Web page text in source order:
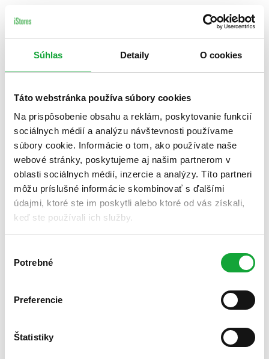
Súhlas Detaily O cookies
Táto webstránka používa súbory cookies
Na prispôsobenie obsahu a reklám, poskytovanie funkcií
sociálnych médií a analýzu návštevnosti používame
súbory cookie. Informácie o tom, ako používate naše
webové stránky, poskytujeme aj našim partnerom v
oblasti sociálnych médií, inzercie a analýzy. Títo partneri
môžu príslušné informácie skombinovať s ďalšími
údajmi, ktoré ste im poskytli alebo ktoré od vás získali,
keď ste používali ich služby.
súhlasu
Potrebné
Preferencie
Štatistiky